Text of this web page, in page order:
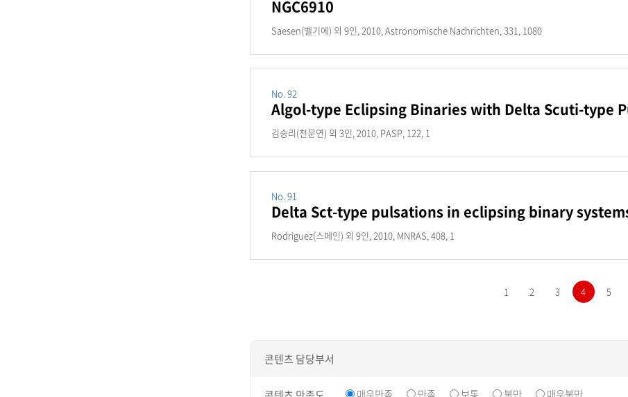
NGC6910
Saesen(벨기에) 외 9인, 2010, Astronomische Nachrichten, 331, 1080
No. 92
Algol-type Eclipsing Binaries with Delta Scuti-type
김승리(천문연) 외 3인, 2010, PASP, 122, 1
No. 91
Delta Sct-type pulsations in eclipsing binary
Rodriguez(스페인) 외 9인, 2010, MNRAS, 408, 1
1 2 3 4 5
콘텐츠 담당부서